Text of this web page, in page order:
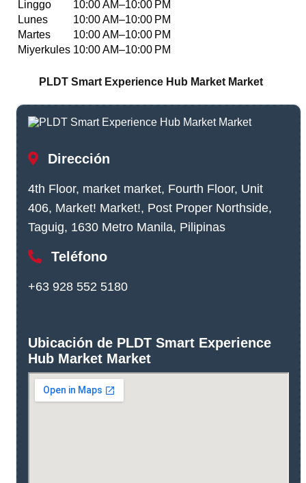
Linggo
10:00 AM–10:00 PM
Lunes
10:00 AM–10:00 PM
Martes
10:00 AM–10:00 PM
Miyerkules 10:00 AM–10:00 PM
PLDT Smart Experience Hub Market Market
Dirección
4th Floor, market market, Fourth Floor, Unit
406, Market! Market!, Post Proper Northside,
Taguig, 1630 Metro Manila, Pilipinas
Teléfono
+63 928 552 5180
Ubicación de PLDT Smart Experience
Hub Market Market